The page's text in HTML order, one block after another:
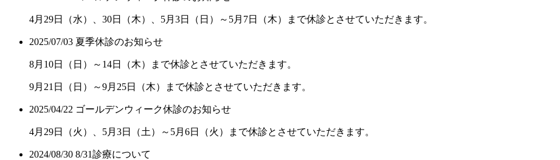
4月29日（水）、30日（木）、5月3日（日）～5月7日（木）まで休診とさせていただきます。
2025/07/03 夏季休診のお知らせ
8月10日（日）～14日（木）まで休診とさせていただきます。
9月21日（日）～9月25日（木）まで休診とさせていただきます。
2025/04/22 ゴールデンウィーク休診のお知らせ
4月29日（火）、5月3日（土）～5月6日（火）まで休診とさせていただきます。
2024/08/30 8/31診療について